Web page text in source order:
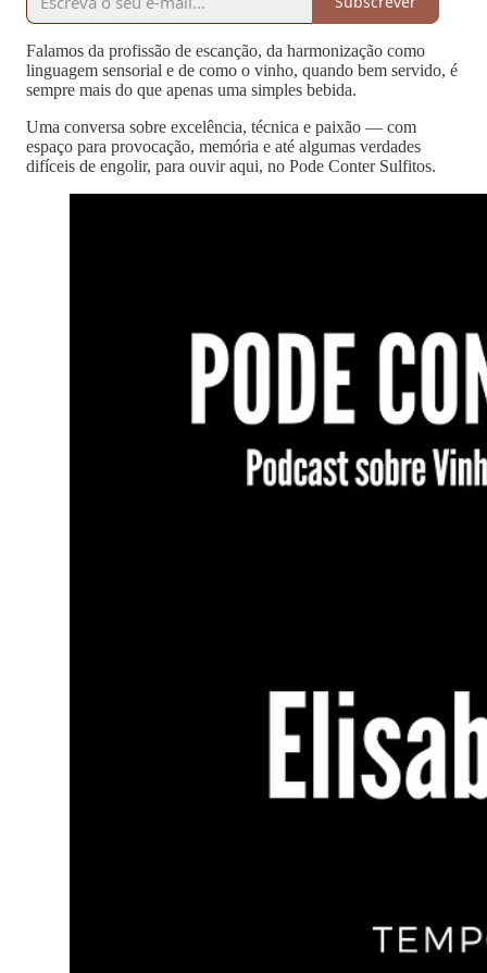
Falamos da profissão de escanção, da harmonização como
linguagem sensorial e de como o vinho, quando bem servido, é
sempre mais do que apenas uma simples bebida.
Uma conversa sobre excelência, técnica e paixão — com
espaço para provocação, memória e até algumas verdades
difíceis de engolir, para ouvir aqui, no Pode Conter Sulfitos.